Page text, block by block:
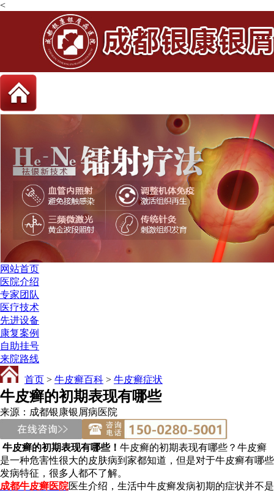
<
网站首页
医院介绍
专家团队
医疗技术
先进设备
康复案例
自助挂号
来院路线
首页 > 牛皮癣百科 > 牛皮癣症状
牛皮癣的初期表现有哪些
来源：成都银康银屑病医院
牛皮癣的初期表现有哪些！ 牛皮癣的初期表现有哪些？牛皮癣
是一种危害性很大的皮肤病到家都知道，但是对于牛皮癣有哪些
发病特征，很多人都不了解。
成都牛皮癣医院医生介绍，生活中牛皮癣发病初期的症状并不是